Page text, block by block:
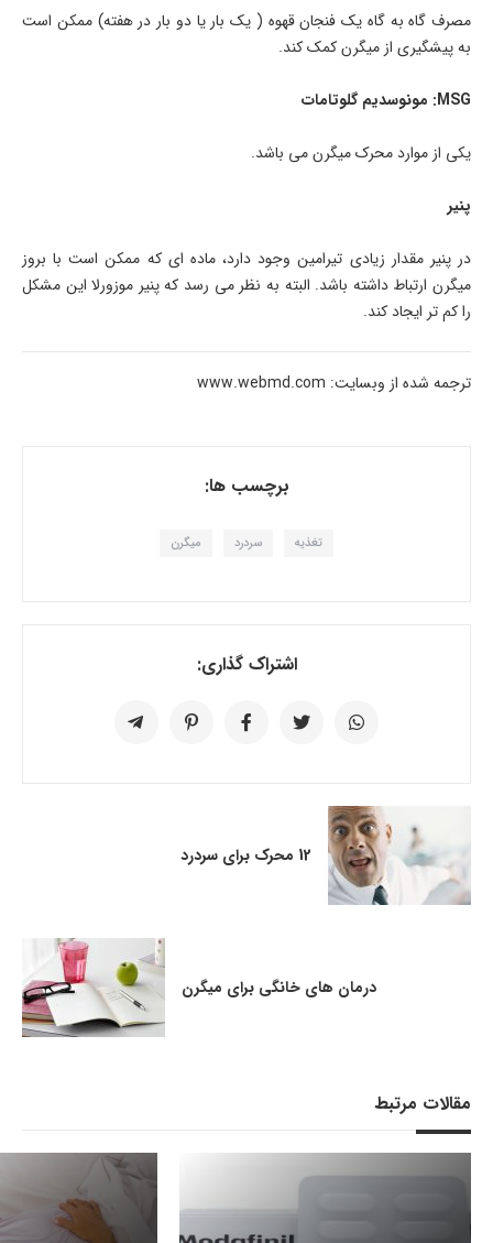
مصرف گاه به گاه یک فنجان قهوه ( یک بار یا دو بار در هفته) ممکن است
به پیشگیری از میگرن کمک کند.
MSG: مونوسدیم گلوتامات
یکی از موارد محرک میگرن می باشد.
پنیر
در پنیر مقدار زیادی تیرامین وجود دارد، ماده ای که ممکن است با بروز
میگرن ارتباط داشته باشد. البته به نظر می رسد که پنیر موزورلا این مشکل
را کم تر ایجاد کند.
ترجمه شده از وبسایت: www.webmd.com
برچسب ها:
تغذیه سردرد میگرن
اشتراک گذاری:
12 محرک برای سردرد
درمان های خانگی برای میگرن
مقالات مرتبط